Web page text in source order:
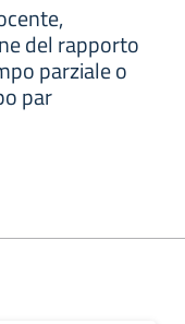
del rapporto
parziale o
par